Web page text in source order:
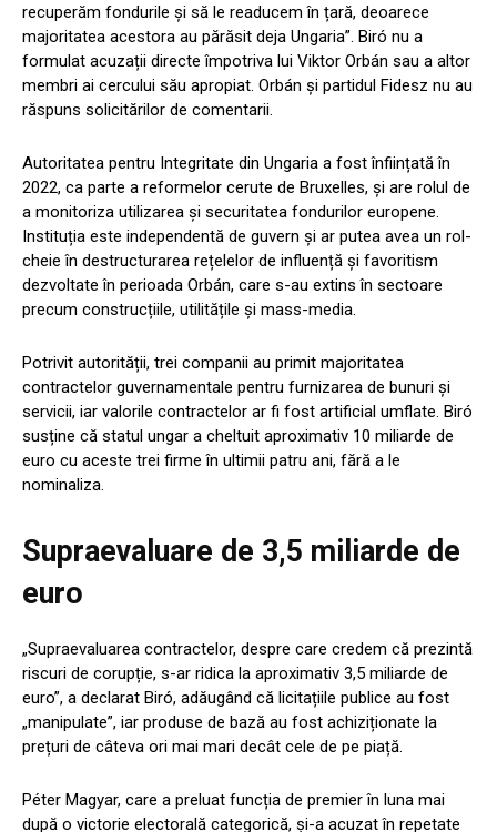
recuperăm fondurile și să le readucem în țară, deoarece
majoritatea acestora au părăsit deja Ungaria”. Biró nu a
formulat acuzații directe împotriva lui Viktor Orbán sau a altor
membri ai cercului său apropiat. Orbán și partidul Fidesz nu au
răspuns solicitărilor de comentarii.
Autoritatea pentru Integritate din Ungaria a fost înființată în
2022, ca parte a reformelor cerute de Bruxelles, și are rolul de
a monitoriza utilizarea și securitatea fondurilor europene.
Instituția este independentă de guvern și ar putea avea un rol-
cheie în destructurarea rețelelor de influență și favoritism
dezvoltate în perioada Orbán, care s-au extins în sectoare
precum construcțiile, utilitățile și mass-media.
Potrivit autorității, trei companii au primit majoritatea
contractelor guvernamentale pentru furnizarea de bunuri și
servicii, iar valorile contractelor ar fi fost artificial umflate. Biró
susține că statul ungar a cheltuit aproximativ 10 miliarde de
euro cu aceste trei firme în ultimii patru ani, fără a le
nominaliza.
Supraevaluare de 3,5 miliarde de
euro
„Supraevaluarea contractelor, despre care credem că prezintă
riscuri de corupție, s-ar ridica la aproximativ 3,5 miliarde de
euro”, a declarat Biró, adăugând că licitațiile publice au fost
„manipulate”, iar produse de bază au fost achiziționate la
prețuri de câteva ori mai mari decât cele de pe piață.
Péter Magyar, care a preluat funcția de premier în luna mai
după o victorie electorală categorică, și-a acuzat în repetate